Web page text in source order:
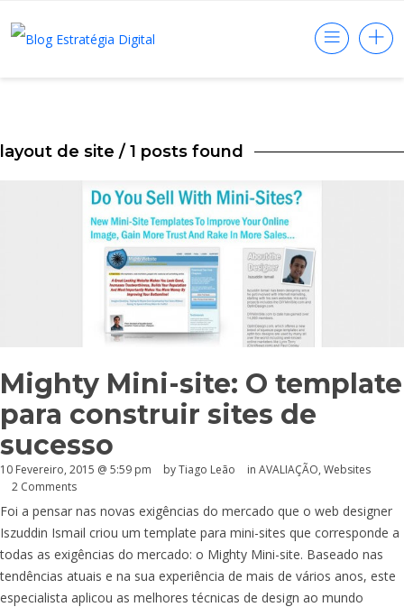
layout de site / 1 posts found
Mighty Mini-site: O template
para construir sites de
sucesso
10 Fevereiro, 2015 @ 5:59 pm by Tiago Leão in AVALIAÇÃO, Websites
2 Comments
Foi a pensar nas novas exigências do mercado que o web designer
Iszuddin Ismail criou um template para mini-sites que corresponde a
todas as exigências do mercado: o Mighty Mini-site. Baseado nas
tendências atuais e na sua experiência de mais de vários anos, este
especialista aplicou as melhores técnicas de design ao mundo